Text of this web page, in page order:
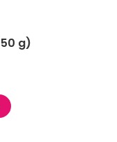
g)